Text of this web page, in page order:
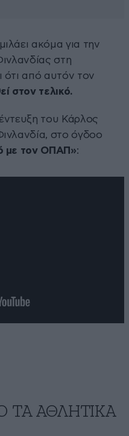
ακόμα για την
στη
ότι από αυτόν τον
στον τελικό.
του Κάρλος
στο όγδοο
με τον ΟΠΑΠ»:
ΤA ΑΘΛΗΤΙΚΑ